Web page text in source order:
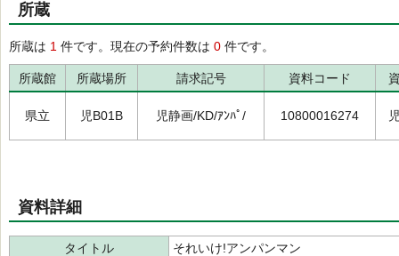
所蔵
所蔵は 1 件です。現在の予約件数は 0 件です。
所蔵館 所蔵場所 請求記号 資料コード
県立 児B01B 児静画/KD/ｱﾝﾊﾟ/ 10800016274
資料詳細
タイトル
それいけ!アンパンマン